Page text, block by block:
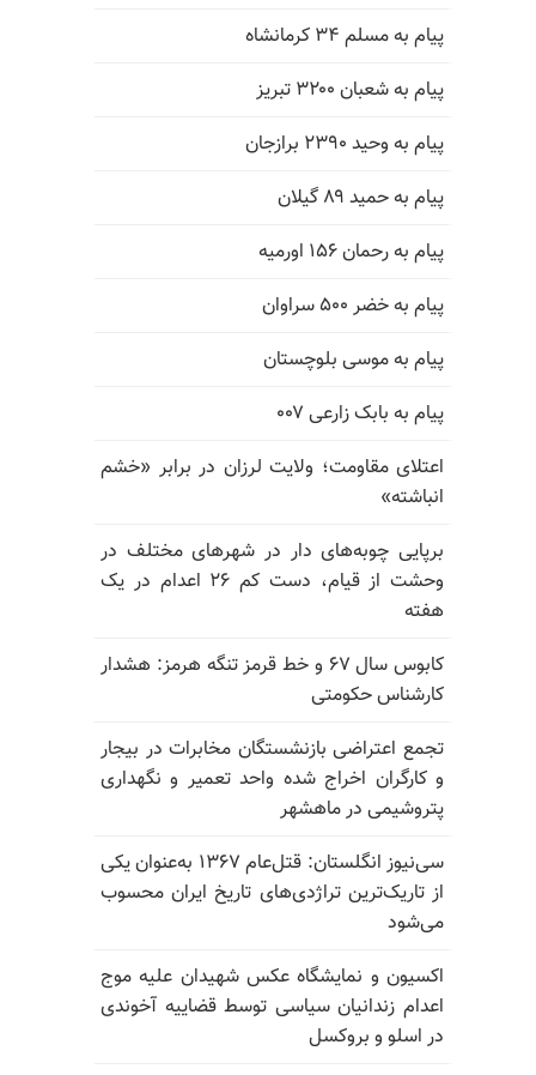
پیام به مسلم ۳۴ کرمانشاه
پیام به شعبان ۳۲۰۰ تبریز
پیام به وحید ۲۳۹۰ برازجان
پیام به حمید ۸۹ گیلان
پیام به رحمان ۱۵۶ اورمیه
پیام به خضر ۵۰۰ سراوان
پیام به موسی بلوچستان
پیام به بابک زارعی ۰۰۷
اعتلای مقاومت؛ ولایت لرزان در برابر «خشم
انباشته»
برپایی چوبه‌های دار در شهرهای مختلف در
وحشت از قیام، دست کم ۲۶ اعدام در یک
هفته
کابوس سال ۶۷ و خط قرمز تنگه هرمز: هشدار
کارشناس حکومتی
تجمع اعتراضی بازنشستگان مخابرات در بیجار
و کارگران اخراج شده واحد تعمیر و نگهداری
پتروشیمی در ماهشهر
سی‌نیوز انگلستان: قتل‌عام ۱۳۶۷ به‌عنوان یکی
از تاریک‌ترین تراژدی‌های تاریخ ایران محسوب
می‌شود
اکسیون و نمایشگاه عکس شهیدان علیه موج
اعدام زندانیان سیاسی توسط قضاییه آخوندی
در اسلو و بروکسل